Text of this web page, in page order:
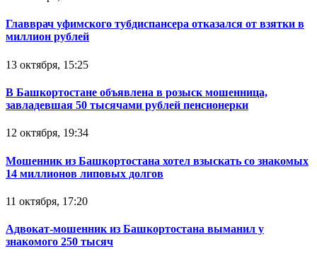
Главврач уфимского тубдиспансера отказался от взятки в
миллион рублей
13 октября, 15:25
В Башкортостане объявлена в розыск мошенница,
завладевшая 50 тысячами рублей пенсионерки
12 октября, 19:34
Мошенник из Башкортостана хотел взыскать со знакомых
14 миллионов липовых долгов
11 октября, 17:20
Адвокат-мошенник из Башкортостана выманил у
знакомого 250 тысяч